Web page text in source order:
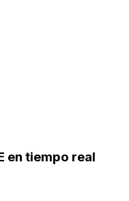
en tiempo real